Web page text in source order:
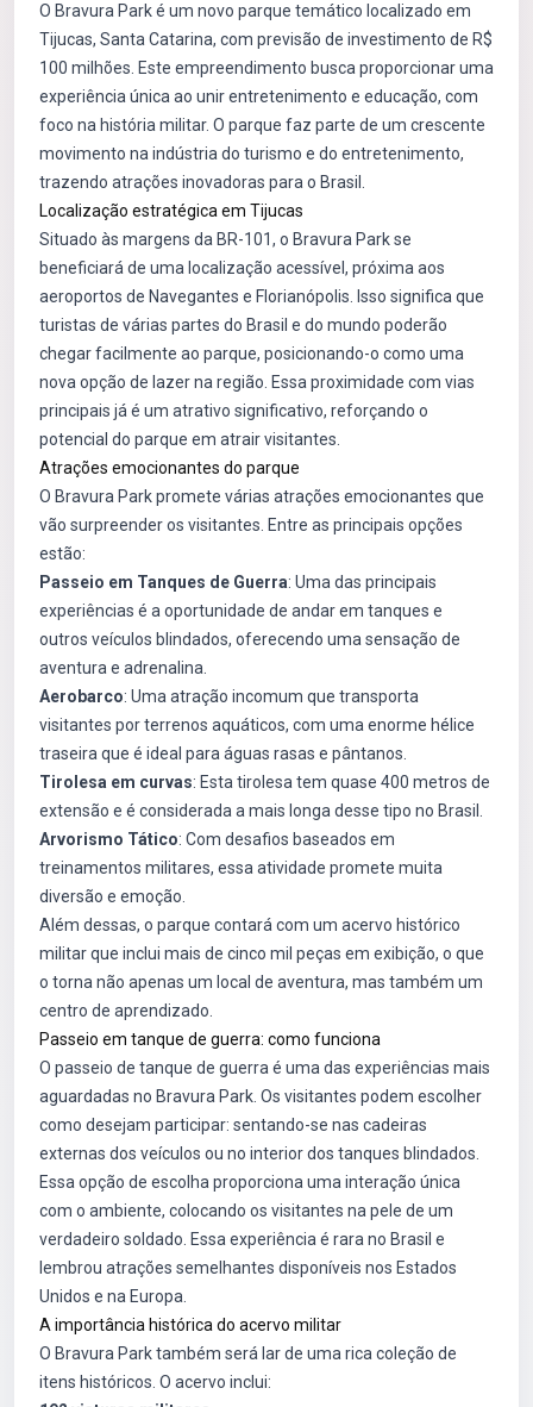
O Bravura Park é um novo parque temático localizado em
Tijucas, Santa Catarina, com previsão de investimento de R$
100 milhões. Este empreendimento busca proporcionar uma
experiência única ao unir entretenimento e educação, com
foco na história militar. O parque faz parte de um crescente
movimento na indústria do turismo e do entretenimento,
trazendo atrações inovadoras para o Brasil.
Localização estratégica em Tijucas
Situado às margens da BR-101, o Bravura Park se
beneficiará de uma localização acessível, próxima aos
aeroportos de Navegantes e Florianópolis. Isso significa que
turistas de várias partes do Brasil e do mundo poderão
chegar facilmente ao parque, posicionando-o como uma
nova opção de lazer na região. Essa proximidade com vias
principais já é um atrativo significativo, reforçando o
potencial do parque em atrair visitantes.
Atrações emocionantes do parque
O Bravura Park promete várias atrações emocionantes que
vão surpreender os visitantes. Entre as principais opções
estão:
Passeio em Tanques de Guerra: Uma das principais
experiências é a oportunidade de andar em tanques e
outros veículos blindados, oferecendo uma sensação de
aventura e adrenalina.
Aerobarco: Uma atração incomum que transporta
visitantes por terrenos aquáticos, com uma enorme hélice
traseira que é ideal para águas rasas e pântanos.
Tirolesa em curvas: Esta tirolesa tem quase 400 metros de
extensão e é considerada a mais longa desse tipo no Brasil.
Arvorismo Tático: Com desafios baseados em
treinamentos militares, essa atividade promete muita
diversão e emoção.
Além dessas, o parque contará com um acervo histórico
militar que inclui mais de cinco mil peças em exibição, o que
o torna não apenas um local de aventura, mas também um
centro de aprendizado.
Passeio em tanque de guerra: como funciona
O passeio de tanque de guerra é uma das experiências mais
aguardadas no Bravura Park. Os visitantes podem escolher
como desejam participar: sentando-se nas cadeiras
externas dos veículos ou no interior dos tanques blindados.
Essa opção de escolha proporciona uma interação única
com o ambiente, colocando os visitantes na pele de um
verdadeiro soldado. Essa experiência é rara no Brasil e
lembrou atrações semelhantes disponíveis nos Estados
Unidos e na Europa.
A importância histórica do acervo militar
O Bravura Park também será lar de uma rica coleção de
itens históricos. O acervo inclui: